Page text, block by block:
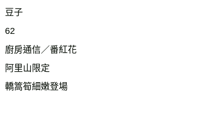
豆子
62
廚房通信／番紅花
阿里山限定
轎篙筍細嫩登場